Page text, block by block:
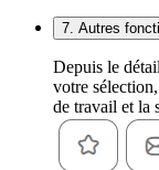
7. Autres
Depuis le
votre
de travail et la